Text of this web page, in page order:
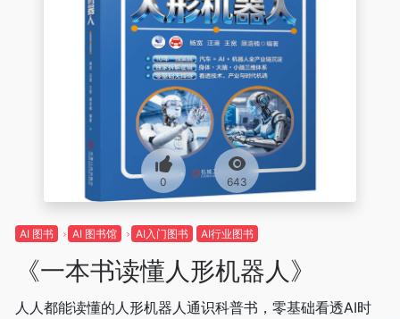
0 643
AI 图书 AI 图书馆 AI入门图书 AI行业图书
《一本书读懂人形机器人》
人人都能读懂的人形机器人通识科普书，零基础看透AI时